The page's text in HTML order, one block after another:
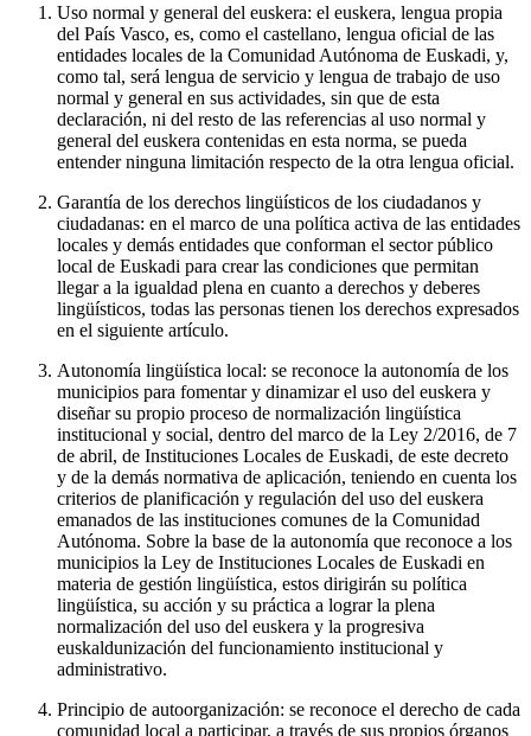
Uso normal y general del euskera: el euskera, lengua propia
del País Vasco, es, como el castellano, lengua oficial de las
entidades locales de la Comunidad Autónoma de Euskadi, y,
como tal, será lengua de servicio y lengua de trabajo de uso
normal y general en sus actividades, sin que de esta
declaración, ni del resto de las referencias al uso normal y
general del euskera contenidas en esta norma, se pueda
entender ninguna limitación respecto de la otra lengua oficial.
Garantía de los derechos lingüísticos de los ciudadanos y
ciudadanas: en el marco de una política activa de las entidades
locales y demás entidades que conforman el sector público
local de Euskadi para crear las condiciones que permitan
llegar a la igualdad plena en cuanto a derechos y deberes
lingüísticos, todas las personas tienen los derechos expresados
en el siguiente artículo.
Autonomía lingüística local: se reconoce la autonomía de los
municipios para fomentar y dinamizar el uso del euskera y
diseñar su propio proceso de normalización lingüística
institucional y social, dentro del marco de la Ley 2/2016, de 7
de abril, de Instituciones Locales de Euskadi, de este decreto
y de la demás normativa de aplicación, teniendo en cuenta los
criterios de planificación y regulación del uso del euskera
emanados de las instituciones comunes de la Comunidad
Autónoma. Sobre la base de la autonomía que reconoce a los
municipios la Ley de Instituciones Locales de Euskadi en
materia de gestión lingüística, estos dirigirán su política
lingüística, su acción y su práctica a lograr la plena
normalización del uso del euskera y la progresiva
euskaldunización del funcionamiento institucional y
administrativo.
Principio de autoorganización: se reconoce el derecho de cada
comunidad local a participar, a través de sus propios órganos